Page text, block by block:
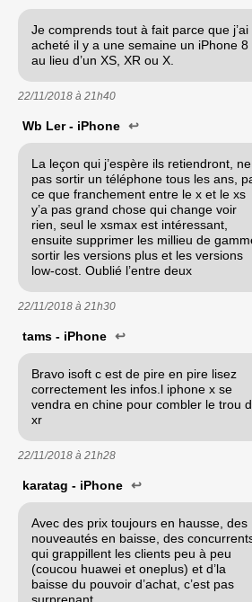
Je comprends tout à fait parce que j’ai
acheté il y a une semaine un iPhone 8
au lieu d’un XS, XR ou X.
22/11/2018 à 21h40
Wb Ler - iPhone ↩
La leçon qui j’espère ils retiendront, ne
pas sortir un téléphone tous les ans,
ce que franchement entre le x et le xs
y’a pas grand chose qui change voir
rien, seul le xsmax est intéressant,
ensuite supprimer les millieu de
sortir les versions plus et les versions
low-cost. Oublié l’entre deux
22/11/2018 à 21h30
tams - iPhone ↩
Bravo isoft c est de pire en pire lisez
correctement les infos.l iphone x se
vendra en chine pour combler le trou
xr
22/11/2018 à 21h28
karatag - iPhone ↩
Avec des prix toujours en hausse, des
nouveautés en baisse, des
qui grappillent les clients peu à peu
(coucou huawei et oneplus) et d’la
baisse du pouvoir d’achat, c’est pas
surprenant